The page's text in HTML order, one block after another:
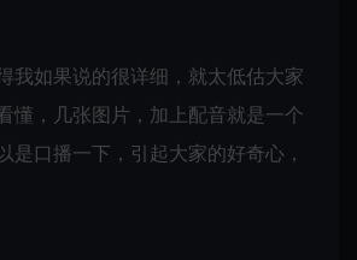
我如果说的很详细，就太低估大家
懂，几张图片，加上配音就是一个
是口播一下，引起大家的好奇心，